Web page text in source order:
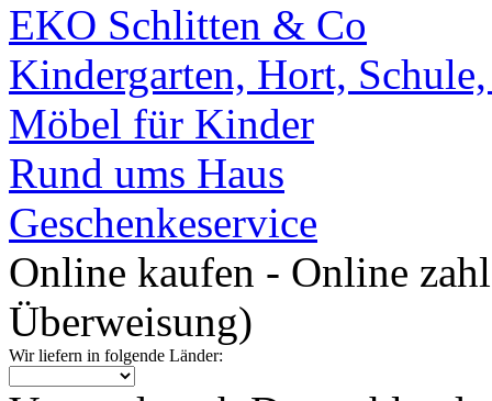
EKO Schlitten & Co
Kindergarten, Hort,
Möbel für Kinder
Rund ums Haus
Geschenkeservice
Online kaufen - Online
Überweisung)
Wir liefern in folgende Länder: